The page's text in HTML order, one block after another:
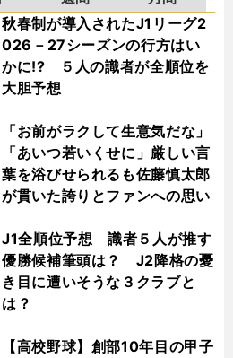
秋春制が導入されたJ1リーグ2
026－27シーズンの行方はい
かに!? ５人の識者が全順位を
大胆予想
「お前がラクして生意気だな」
「あいつ若いくせに」厳しい言
葉を浴びせられるも佐藤慎太郎
が貫いた誇りとファンへの思い
J1全順位予想 識者５人が推す
優勝候補筆頭は？ J2降格の憂
き目に遭いそうな３クラブと
は？
【高校野球】創部10年目の甲子